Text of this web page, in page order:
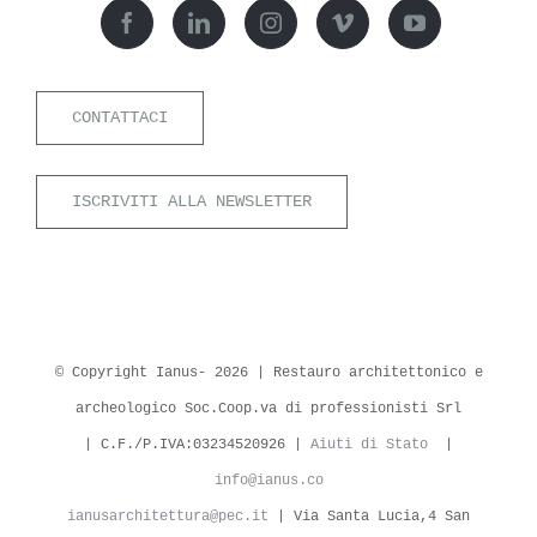
CONTATTACI
ISCRIVITI ALLA NEWSLETTER
archeologico Soc.Coop.va di professionisti Srl
| C.F./P.IVA:03234520926 | Aiuti di Stato |
info@ianus.co
ianusarchitettura@pec.it | Via Santa Lucia,4 San
Sperate (SU) | Powered byNubistudio|Privacy Policy